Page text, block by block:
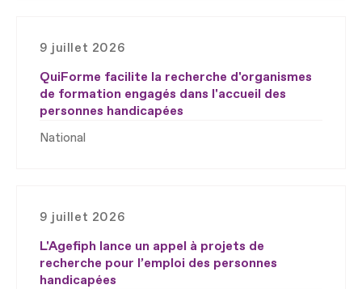
9 juillet 2026
QuiForme facilite la recherche d'organismes
de formation engagés dans l'accueil des
personnes handicapées
National
9 juillet 2026
L'Agefiph lance un appel à projets de
recherche pour l’emploi des personnes
handicapées